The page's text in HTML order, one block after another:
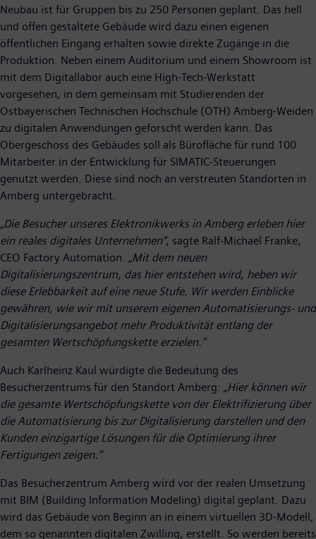
Neubau ist für Gruppen bis zu 250 Personen geplant. Das hell
und offen gestaltete Gebäude wird dazu einen eigenen
öffentlichen Eingang erhalten sowie direkte Zugänge in die
Produktion. Neben einem Auditorium und einem Showroom ist
mit dem Digitallabor auch eine High-Tech-Werkstatt
vorgesehen, in dem gemeinsam mit Studierenden der
Ostbayerischen Technischen Hochschule (OTH) Amberg-Weiden
zu digitalen Anwendungen geforscht werden kann. Das
Obergeschoss des Gebäudes soll als Bürofläche für rund 100
Mitarbeiter in der Entwicklung für SIMATIC-Steuerungen
genutzt werden. Diese sind noch an verstreuten Standorten in
Amberg untergebracht.
„Die Besucher unseres Elektronikwerks in Amberg erleben hier
ein reales digitales Unternehmen“, sagte Ralf-Michael Franke,
CEO Factory Automation. „Mit dem neuen
Digitalisierungszentrum, das hier entstehen wird, heben wir
diese Erlebbarkeit auf eine neue Stufe. Wir werden Einblicke
gewähren, wie wir mit unserem eigenen Automatisierungs- und
Digitalisierungsangebot mehr Produktivität entlang der
gesamten Wertschöpfungskette erzielen.“
Auch Karlheinz Kaul würdigte die Bedeutung des
Besucherzentrums für den Standort Amberg: „Hier können wir
die gesamte Wertschöpfungskette von der Elektrifizierung über
die Automatisierung bis zur Digitalisierung darstellen und den
Kunden einzigartige Lösungen für die Optimierung ihrer
Fertigungen zeigen.“
Das Besucherzentrum Amberg wird vor der realen Umsetzung
mit BIM (Building Information Modeling) digital geplant. Dazu
wird das Gebäude von Beginn an in einem virtuellen 3D-Modell,
dem so genannten digitalen Zwilling, erstellt. So werden bereits